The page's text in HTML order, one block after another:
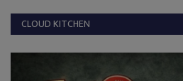
CLOUD KITCHEN